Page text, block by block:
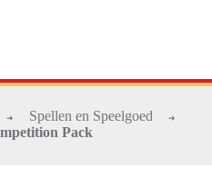
➜ Spellen en Speelgoed ➜
Pack